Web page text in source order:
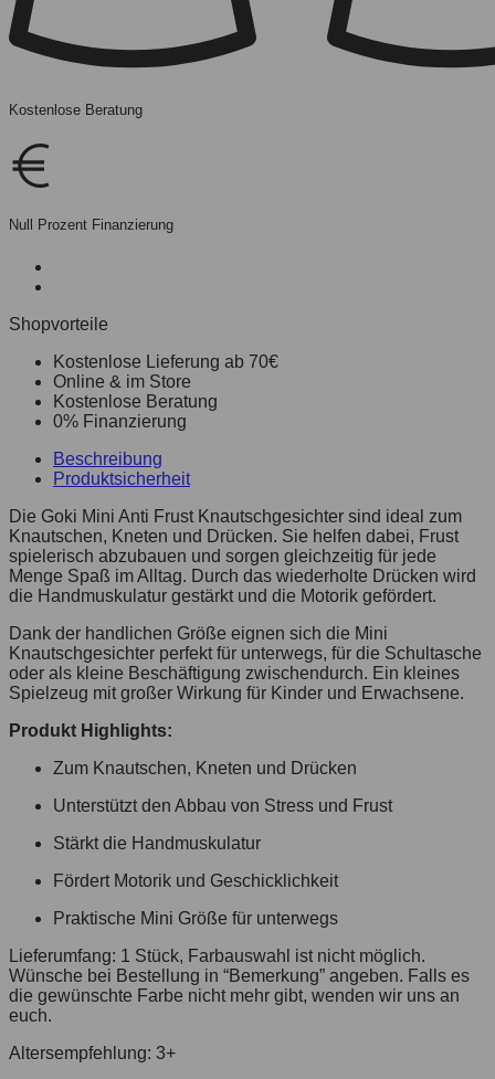
Kostenlose Beratung
Null Prozent Finanzierung
Shopvorteile
Kostenlose Lieferung ab 70€
Online & im Store
Kostenlose Beratung
0% Finanzierung
Beschreibung
Produktsicherheit
Die Goki Mini Anti Frust Knautschgesichter sind ideal zum
Knautschen, Kneten und Drücken. Sie helfen dabei, Frust
spielerisch abzubauen und sorgen gleichzeitig für jede
Menge Spaß im Alltag. Durch das wiederholte Drücken wird
die Handmuskulatur gestärkt und die Motorik gefördert.
Dank der handlichen Größe eignen sich die Mini
Knautschgesichter perfekt für unterwegs, für die Schultasche
oder als kleine Beschäftigung zwischendurch. Ein kleines
Spielzeug mit großer Wirkung für Kinder und Erwachsene.
Produkt Highlights:
Zum Knautschen, Kneten und Drücken
Unterstützt den Abbau von Stress und Frust
Stärkt die Handmuskulatur
Fördert Motorik und Geschicklichkeit
Praktische Mini Größe für unterwegs
Lieferumfang: 1 Stück, Farbauswahl ist nicht möglich.
Wünsche bei Bestellung in “Bemerkung” angeben. Falls es
die gewünschte Farbe nicht mehr gibt, wenden wir uns an
euch.
Altersempfehlung: 3+